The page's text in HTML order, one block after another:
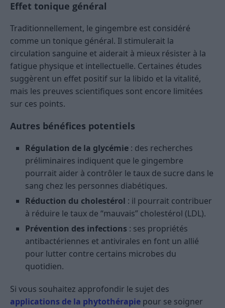
Effet tonique général
Traditionnellement, le gingembre est considéré
comme un tonique général. Il stimulerait la
circulation sanguine et aiderait à mieux résister à la
fatigue physique et intellectuelle. Certaines études
suggèrent un effet positif sur la libido et la vitalité,
mais les preuves scientifiques sont encore limitées
sur ces points.
Autres bénéfices potentiels
Régulation de la glycémie : des recherches
préliminaires indiquent que le gingembre
pourrait aider à contrôler le taux de sucre dans le
sang chez les personnes diabétiques.
Réduction du cholestérol : il pourrait contribuer
à réduire le taux de “mauvais” cholestérol (LDL).
Prévention des infections : ses propriétés
antibactériennes et antivirales en font un allié
pour lutter contre certains microbes du
quotidien.
Si vous souhaitez approfondir le sujet des
applications de la phytothérapie pour se soigner